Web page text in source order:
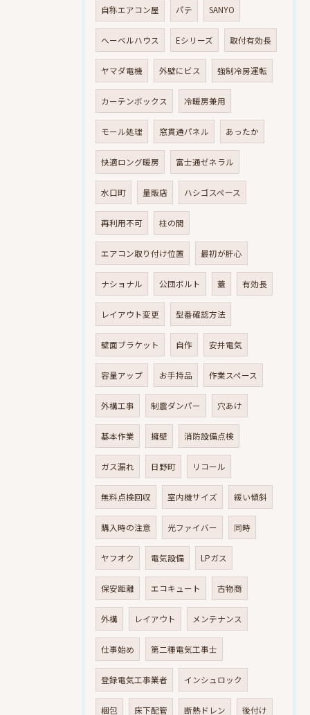
自称エアコン屋 パテ SANYO
へーベルハウス Eシリーズ 取付有効長
ヤマダ電機 外壁にビス 強制冷房運転
カーテンボックス 冷暖房兼用
モール処理 窓貫通パネル あったか
快適ロング暖房 富士通ゼネラル
水口町 量販店 ハシゴスペース
再利用不可 柱の間
エアコン取り付け位置 最初が肝心
ナショナル 公団ボルト 蓋 有効長
レイアウト変更 型番確認方法
壁面ブラケット 自作 安井電気
容量アップ お手持品 作業スペース
外構工事 制震ダンパー 穴あけ
基本作業 擁壁 消防設備点検
ガス漏れ 日野町 リコール
無料点検回収 室内機サイズ 緩い傾斜
購入時の注意 光ファイバー 同時
ヤフオク 電気設備 LPガス
保安距離 エコキュート 古物商
外構 レイアウト メンテナンス
仕事始め 第二種電気工事士
登録電気工事業者 インシュロック
梱包 床下配管 断熱ドレン 後付け